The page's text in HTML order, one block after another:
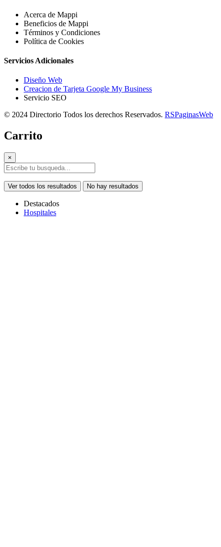
Acerca de Mappi
Beneficios de Mappi
Términos y Condiciones
Política de Cookies
Servicios Adicionales
Diseño Web
Creacion de Tarjeta Google My Business
Servicio SEO
© 2024 Directorio Todos los derechos Reservados. RSPaginasWeb
Carrito
×
Ver todos los resultados No hay resultados
Destacados
Hospitales